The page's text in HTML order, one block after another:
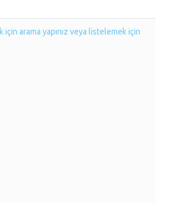
arama yapınız veya listelemek için